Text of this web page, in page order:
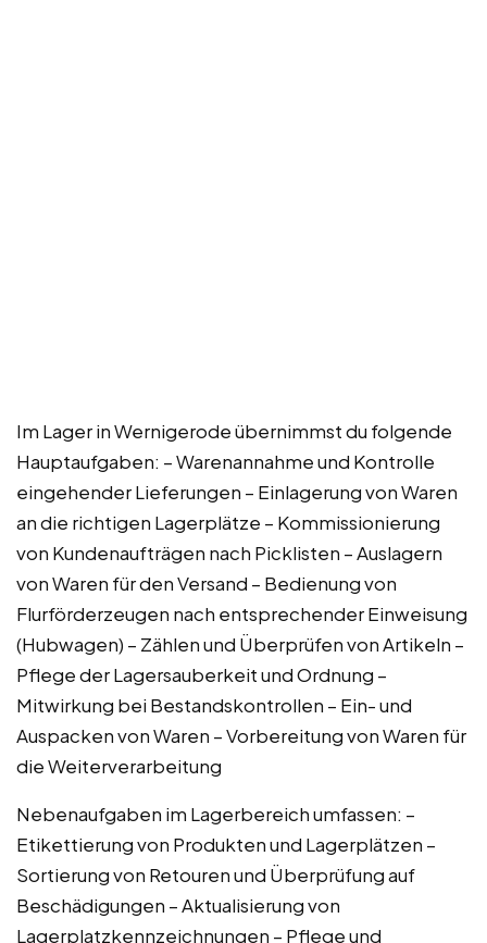
Im Lager in Wernigerode übernimmst du folgende
Hauptaufgaben: – Warenannahme und Kontrolle
eingehender Lieferungen – Einlagerung von Waren
an die richtigen Lagerplätze – Kommissionierung
von Kundenaufträgen nach Picklisten – Auslagern
von Waren für den Versand – Bedienung von
Flurförderzeugen nach entsprechender Einweisung
(Hubwagen) – Zählen und Überprüfen von Artikeln –
Pflege der Lagersauberkeit und Ordnung –
Mitwirkung bei Bestandskontrollen – Ein- und
Auspacken von Waren – Vorbereitung von Waren für
die Weiterverarbeitung
Nebenaufgaben im Lagerbereich umfassen: –
Etikettierung von Produkten und Lagerplätzen –
Sortierung von Retouren und Überprüfung auf
Beschädigungen – Aktualisierung von
Lagerplatzkennzeichnungen – Pflege und